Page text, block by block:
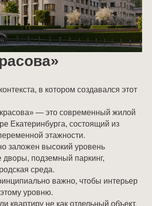
в котором создавался этот
— это современный жилой
Екатеринбурга, состоящий из
этажности.
заложен высокий уровень
дворы, подземный паркинг,
среда.
важно, чтобы интерьер
уровню.
квартиру не как отдельный объект,